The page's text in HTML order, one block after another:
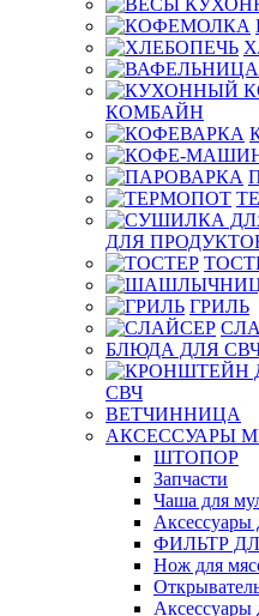
КОМБАЙН
ДЛЯ
ГРИЛЬ
БЛЮДА ДЛЯ
СВЧ
ВЕТЧИННИЦА
АКСЕССУАРЫ
ШТОПОР
Запчасти
Чаша для
ФИЛЬТР
Нож для
Аксессуары